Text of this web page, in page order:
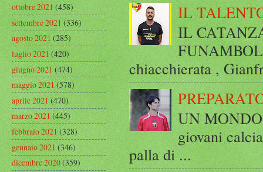
IL
IL
chiacchierata ,
UN
giovani
palla di ...
ottobre 2021(458)
settembre 2021(336)
agosto 2021(285)
luglio 2021(420)
giugno 2021(474)
maggio 2021(578)
aprile 2021(470)
marzo 2021(445)
febbraio 2021(328)
gennaio 2021(346)
dicembre 2020(359)